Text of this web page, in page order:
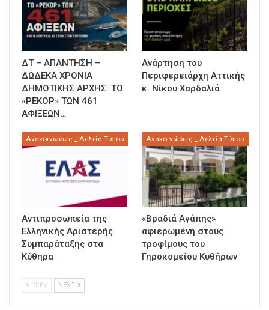
ΔΤ – ΑΠΑΝΤΗΣΗ –
ΔΩΔΕΚΑ ΧΡΟΝΙΑ
ΔΗΜΟΤΙΚΗΣ ΑΡΧΗΣ: ΤΟ
«ΡΕΚΟΡ» ΤΩΝ 461
ΑΦΙΞΕΩΝ…
Ανάρτηση του
Περιφερειάρχη Αττικής
κ. Νίκου Χαρδαλιά
Ανακοινώσεις _ Δελτία Τύπου
Αντιπροσωπεία της
Ελληνικής Αριστερής
Συμπαράταξης στα
Κύθηρα
Ανακοινώσεις _ Δελτία Τύπου
«Βραδιά Αγάπης»
αφιερωμένη στους
τροφίμους του
Γηροκομείου Κυθήρων
PREV NEXT